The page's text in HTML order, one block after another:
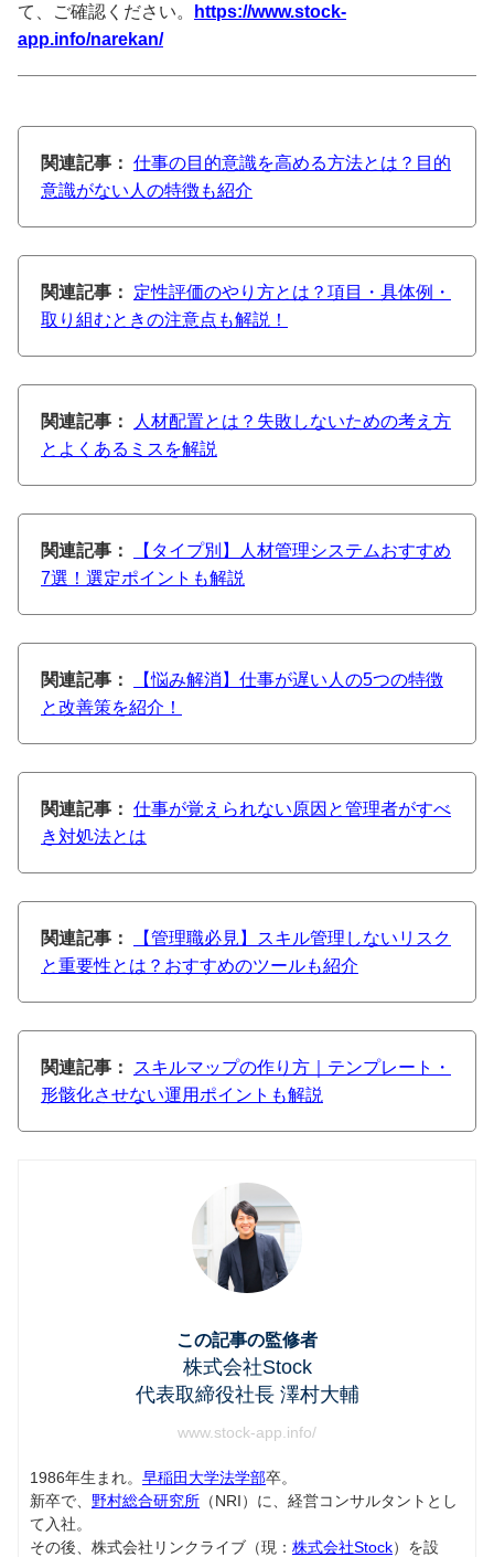
て、ご確認ください。
https://www.stock-
app.info/narekan/
関連記事： 仕事の目的意識を高める方法とは？目的
意識がない人の特徴も紹介
関連記事： 定性評価のやり方とは？項目・具体例・
取り組むときの注意点も解説！
関連記事：
人材配置とは？失敗しないための考え方
とよくあるミスを解説
関連記事：
【タイプ別】人材管理システムおすすめ
7選！選定ポイントも解説
関連記事：
【悩み解消】仕事が遅い人の5つの特徴
と改善策を紹介！
関連記事： 仕事が覚えられない原因と管理者がすべ
き対処法とは
関連記事：
【管理職必見】スキル管理しないリスク
と重要性とは？おすすめのツールも紹介
関連記事：
スキルマップの作り方｜テンプレート・
形骸化させない運用ポイントも解説
この記事の監修者
株式会社Stock
代表取締役社長 澤村大輔
www.stock-app.info/
1986年生まれ。 早稲田大学法学部卒。
新卒で、 野村総合研究所 （NRI）に、経営コンサルタントとし
て入社。
その後、株式会社リンクライブ（現： 株式会社Stock）を設